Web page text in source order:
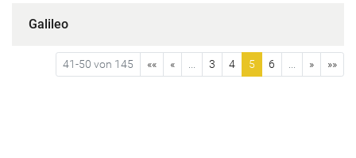
Galileo
41-50 von 145 «« « 3 4 5 6 » »»